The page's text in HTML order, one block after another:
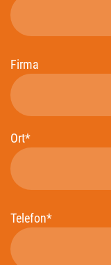
Firma
Ort*
Telefon*